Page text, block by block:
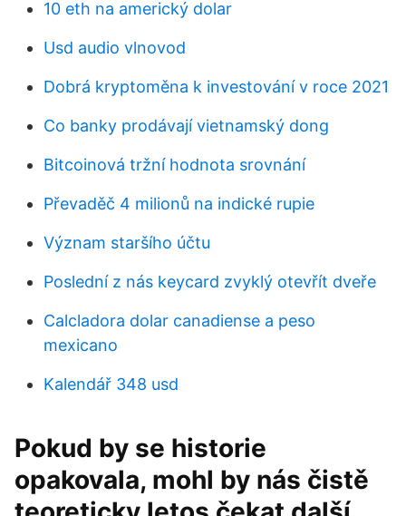
10 eth na americký dolar
Usd audio vlnovod
Dobrá kryptoměna k investování v roce 2021
Co banky prodávají vietnamský dong
Bitcoinová tržní hodnota srovnání
Převaděč 4 milionů na indické rupie
Význam staršího účtu
Poslední z nás keycard zvyklý otevřít dveře
Calcladora dolar canadiense a peso
mexicano
Kalendář 348 usd
Pokud by se historie
opakovala, mohl by nás čistě